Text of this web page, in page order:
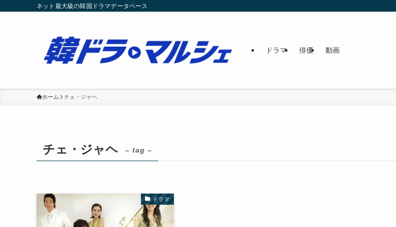
ネット最大級の韓国ドラマデータベース
ドラマ 俳優 動画
ホーム チェ・ジャヘ
チェ・ジャヘ – tag –
ドラマ